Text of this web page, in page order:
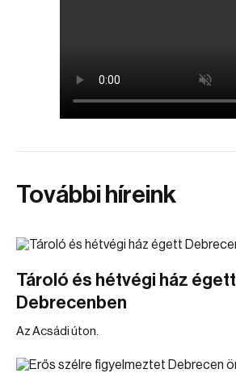
További híreink
Tároló és hétvégi ház égett
Debrecenben
Az Acsádi úton.